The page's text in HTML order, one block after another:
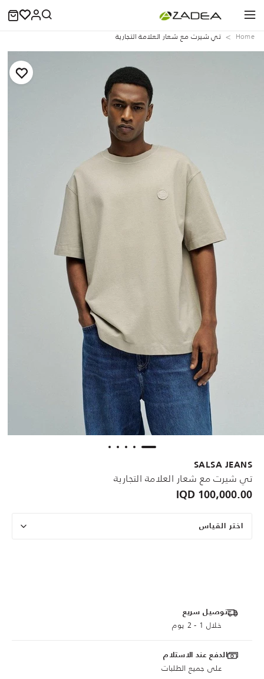
Home تي شيرت مع شعار العلامة التجارية
SALSA JEANS
تي شيرت مع شعار العلامة التجارية
100,000.00 IQD
اختر القياس
توصيل سريع
خلال 1 - 2 يوم
الدفع عند الاستلام
على جميع الطلبات